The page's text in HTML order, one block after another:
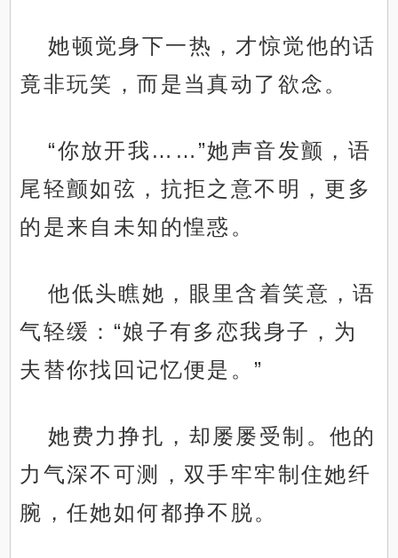
她顿觉身下一热，才惊觉他的话
竟非玩笑，而是当真动了欲念。
“你放开我……”她声音发颤，语
尾轻颤如弦，抗拒之意不明，更多
的是来自未知的惶惑。
他低头瞧她，眼里含着笑意，语
气轻缓：“娘子有多恋我身子，为
夫替你找回记忆便是。”
她费力挣扎，却屡屡受制。他的
力气深不可测，双手牢牢制住她纤
腕，任她如何都挣不脱。